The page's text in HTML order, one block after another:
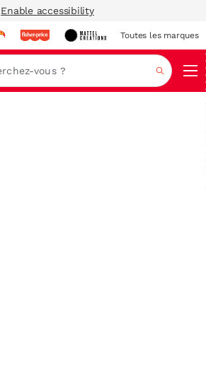
Enable accessibility
Toutes les marques